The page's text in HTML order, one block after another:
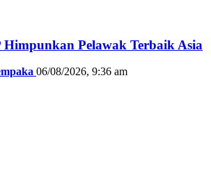
Pelawak Terbaik Asia
06/08/2026, 9:36 am